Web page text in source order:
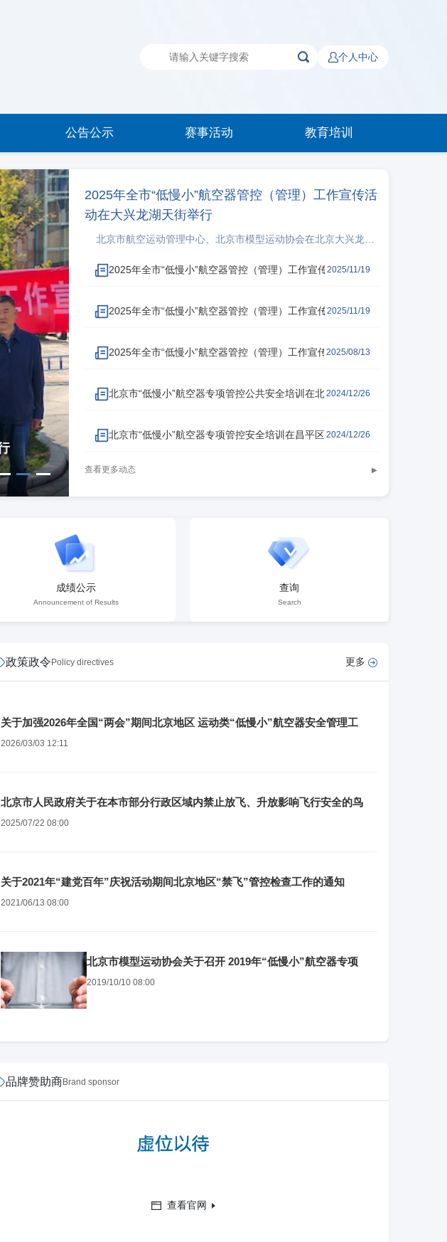
个人中心
公告公示 赛事活动 教育培训
新闻要闻 新闻公告 2025年全市“低慢小”航空器管控（管理）工
2025年全市“低慢小”航空器管控（管理）工作宣传活
动在大兴龙湖天街举行
北京市航空运动管理中心、北京市模型运动协会在北京大兴龙湖
活动。发放过程中对大家提出放飞无人驾驶航空器的地点和安全等
是协会全年开展“低慢小”专项管控公共安全培训工作中重点内容。走
2025年全市“低慢小”航空器管控（管理）工作宣传活动在大兴凯德MALL举行
2025/11/19
2025年全市“低慢小”航空器管控（管理）工作宣传活动在北京荟聚举行
2025/11/19
2025年全市“低慢小”航空器管控（管理）工作宣传活动在金源购物中心举行
2025/08/13
北京市“低慢小”航空器专项管控公共安全培训在北京市大峪中学举行
2024/12/26
北京市“低慢小”航空器专项管控安全培训在昌平区体育馆举行
2024/12/26
查看更多动态
成绩公示
Announcement of Results
查询
Search
政策政令Policy directives 更多
关于加强2026年全国“两会”期间北京地区 运动类“低慢小”航空器安全管理工
作的通知
2026/03/03 12:11
北京市人民政府关于在本市部分行政区域内禁止放飞、升放影响飞行安全的鸟
类动物和其他物体的通告
2025/07/22 08:00
关于2021年“建党百年”庆祝活动期间北京地区“禁飞”管控检查工作的通知
2021/06/13 08:00
北京市模型运动协会关于召开 2019年“低慢小”航空器专项
管控公共安全培训 工作总结及专项安全技术培训会
2019/10/10 08:00
品牌赞助商Brand sponsor
查看官网